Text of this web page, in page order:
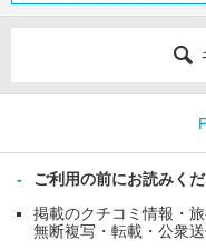
ご利用の前にお読みくだ
掲載のクチコミ情報・
無断複写・転載・公衆送